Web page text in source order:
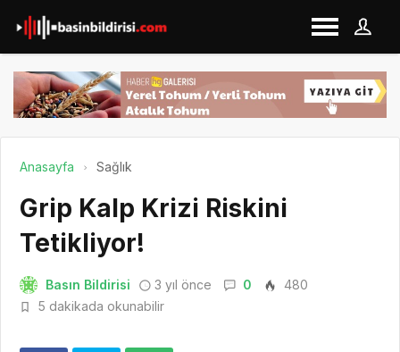
Anasayfa Sağlık
Grip Kalp Krizi Riskini
Tetikliyor!
Basın Bildirisi 3 yıl önce 0
480
5 dakikada okunabilir